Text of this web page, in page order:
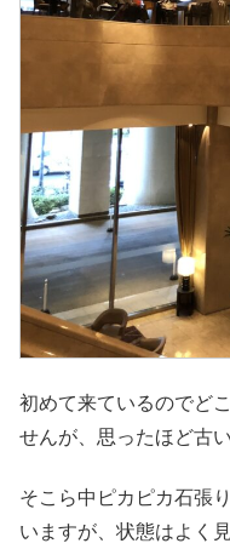
初めて来ているのでど
せんが、思ったほど古
そこら中ピカピカ石張
いますが、状態はよく見